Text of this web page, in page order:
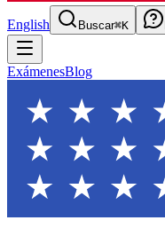
English Buscar⌘K
ExámenesBlog